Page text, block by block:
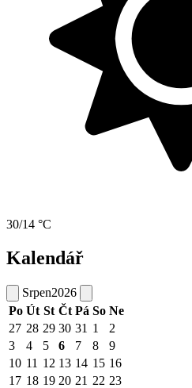
30/14 °C
Kalendář
Srpen2026
Po Út St Čt Pá So Ne
27 28 29 30 31 1
2
3
4 5 6 7 8
9
10 11 12 13 14 15 16
17 18 19 20 21 22 23